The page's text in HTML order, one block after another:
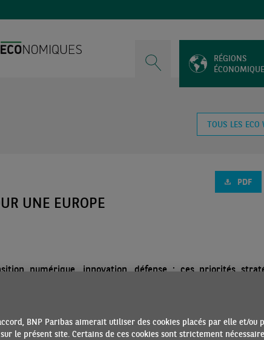
RÉGIONS
TOUS LES ECO
UNE EUROPE
PDF
numérique, innovation, défense : ces priorités
à ceux observés historiquement dans l’Union
sur la compétitivité du secteur bancaire
bancaire capable de financer ces ambitions.
dans l’UE, leur compétitivité constitue un
BNP Paribas aimerait utiliser des cookies placés par elle et/ou
le présent site. Certains de ces cookies sont strictement